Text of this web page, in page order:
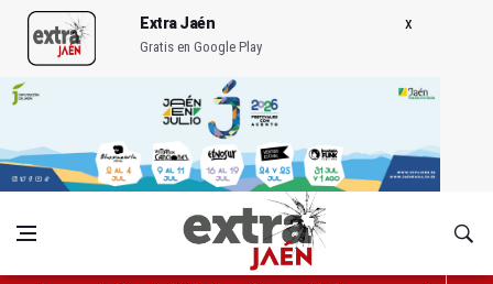
Extra Jaén
Gratis en Google Play